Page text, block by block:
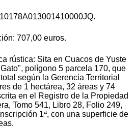
707,00 euros.
rústica: Sita en Cuacos de Yuste
polígono 5 parcela 170, que
según la Gerencia Territorial
de 1 hectárea, 32 áreas y 74
en el Registro de la Propiedad
Tomo 541, Libro 28, Folio 249,
1ª, con una superficie de